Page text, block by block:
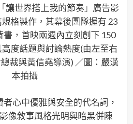
讓世界搭上我的節奏」廣告影
格製作，其幕後團隊握有 23
書，首映兩週內立刻創下 150
度話題與討論熱度(由左至右
裁與黃信堯導演) ／圖：嚴漢
本拍攝
者心中優雅與安全的代名詞，
像敘事風格光明與暗黑併陳